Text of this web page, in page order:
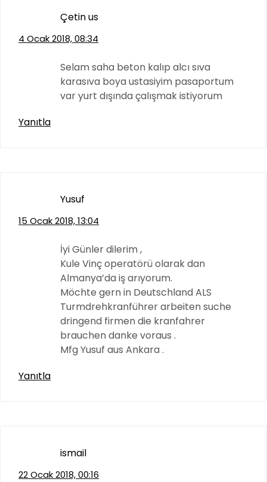
Çetin us
4 Ocak 2018, 08:34
Selam saha beton kalıp alcı sıva
karasıva boya ustasiyim pasaportum
var yurt dışında çalışmak istiyorum
Yanıtla
Yusuf
15 Ocak 2018, 13:04
İyi Günler dilerim ,
Kule Vinç operatörü olarak dan
Almanya’da iş arıyorum.
Möchte gern in Deutschland ALS
Turmdrehkranführer arbeiten suche
dringend firmen die kranfahrer
brauchen danke voraus .
Mfg Yusuf aus Ankara .
Yanıtla
ismail
22 Ocak 2018, 00:16